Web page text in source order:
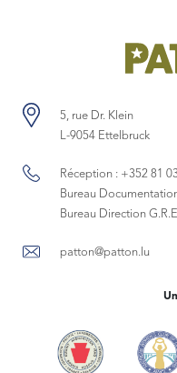
5, rue Dr. Klein
L-9054 Ettelbruck
Réception : +352 81
Bureau
Bureau Direction
patton@patton.lu